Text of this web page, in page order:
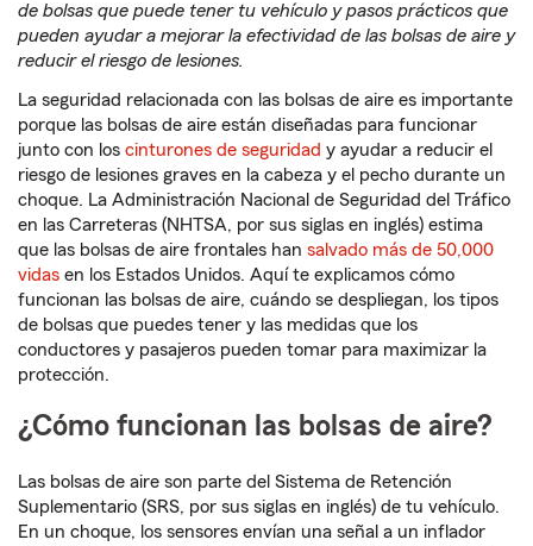
de bolsas que puede tener tu vehículo y pasos prácticos que
pueden ayudar a mejorar la efectividad de las bolsas de aire y
reducir el riesgo de lesiones.
La seguridad relacionada con las bolsas de aire es importante
porque las bolsas de aire están diseñadas para funcionar
junto con los cinturones de seguridad y ayudar a reducir el
riesgo de lesiones graves en la cabeza y el pecho durante un
choque. La Administración Nacional de Seguridad del Tráfico
en las Carreteras (NHTSA, por sus siglas en inglés) estima
que las bolsas de aire frontales han salvado más de 50,000
vidas en los Estados Unidos. Aquí te explicamos cómo
funcionan las bolsas de aire, cuándo se despliegan, los tipos
de bolsas que puedes tener y las medidas que los
conductores y pasajeros pueden tomar para maximizar la
protección.
¿Cómo funcionan las bolsas de aire?
Las bolsas de aire son parte del Sistema de Retención
Suplementario (SRS, por sus siglas en inglés) de tu vehículo.
En un choque, los sensores envían una señal a un inflador